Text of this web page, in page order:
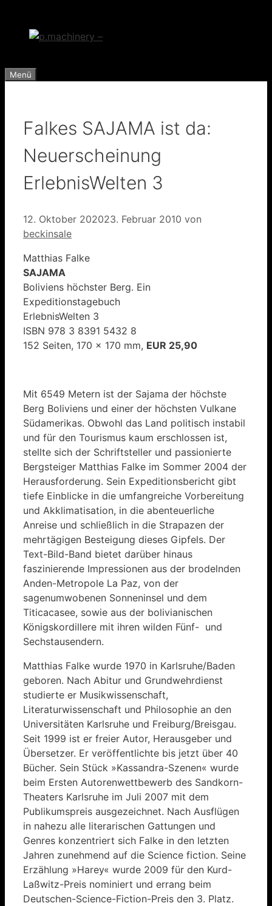
springen
Menü
Falkes SAJAMA ist da:
Neuerscheinung
ErlebnisWelten 3
12. Oktober 202023. Februar 2010 von
beckinsale
Matthias Falke
SAJAMA
Boliviens höchster Berg. Ein
Expeditionstagebuch
ErlebnisWelten 3
ISBN 978 3 8391 5432 8
152 Seiten, 170 x 170 mm, EUR 25,90
Mit 6549 Metern ist der Sajama der höchste
Berg Boliviens und einer der höchsten Vulkane
Südamerikas. Obwohl das Land politisch instabil
und für den Tourismus kaum erschlossen ist,
stellte sich der Schriftsteller und passionierte
Bergsteiger Matthias Falke im Sommer 2004 der
Herausforderung. Sein Expeditionsbericht gibt
tiefe Einblicke in die umfangreiche Vorbereitung
und Akklimatisation, in die abenteuerliche
Anreise und schließlich in die Strapazen der
mehrtägigen Besteigung dieses Gipfels. Der
Text-Bild-Band bietet darüber hinaus
faszinierende Impressionen aus der brodelnden
Anden-Metropole La Paz, von der
sagenumwobenen Sonneninsel und dem
Titicacasee, sowie aus der bolivianischen
Königskordillere mit ihren wilden Fünf- und
Sechstausendern.
Matthias Falke wurde 1970 in Karlsruhe/Baden
geboren. Nach Abitur und Grundwehrdienst
studierte er Musikwissenschaft,
Literaturwissenschaft und Philosophie an den
Universitäten Karlsruhe und Freiburg/Breisgau.
Seit 1999 ist er freier Autor, Herausgeber und
Übersetzer. Er veröffentlichte bis jetzt über 40
Bücher. Sein Stück »Kassandra-Szenen« wurde
beim Ersten Autorenwettbewerb des Sandkorn-
Theaters Karlsruhe im Juli 2007 mit dem
Publikumspreis ausgezeichnet. Nach Ausflügen
in nahezu alle literarischen Gattungen und
Genres konzentriert sich Falke in den letzten
Jahren zunehmend auf die Science fiction. Seine
Erzählung »Harey« wurde 2009 für den Kurd-
Laßwitz-Preis nominiert und errang beim
Deutschen-Science-Fiction-Preis den 3. Platz.